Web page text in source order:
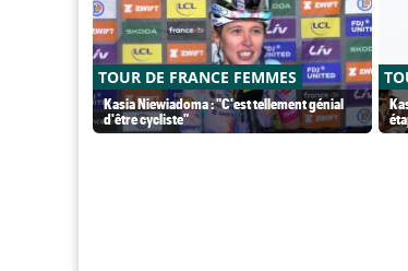
TOUR DE FRANCE FEMMES
Kasia Niewiadoma : "C'est tellement génial
d'être cycliste"